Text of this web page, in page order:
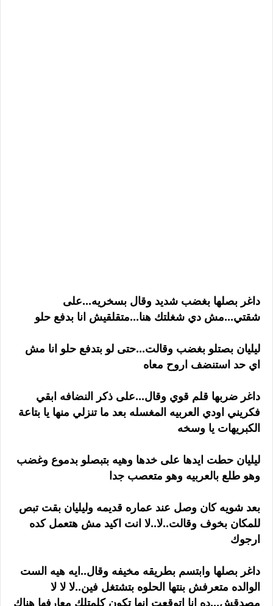
داغر بصلها بغضب شديد وقال بسخريه...على
شقتي...مش دي شغلتك هنا...متقلقيش انا بدفع حلو
ليليان بصتلو بغضب وقالت...حتى لو بتدفع حلو انا مش
اي حد استنضف اروح معاه
داغر ضربها قلم قوي وقال...على ذكر النضافه ابقي
فكريني اودي العربيه المغسله بعد ما تنزلي منها يا بتاعة
الكبريهات يا وسخه
ليليان حطت ايدها على خدها وهيه بتبصلو بدموع وغضب
وهو طلع بالعربيه وهو متعصب جدا
بعد شويه كان وصل عند عماره قديمه وليليان بقت تبص
للمكان بخوف وقالت..لا..لا انت اكيد مش هتعمل كده
ارجوك
داغر بصلها وابتسم بطريقه مخيفه وقال..ايه هيه الست
الوالده متعرفش بنتها الحلوه بتشتغل فين..لا لا لا
مصدقش...ده انا اتوقعت انها تكون كلمتلك معارفها هناك